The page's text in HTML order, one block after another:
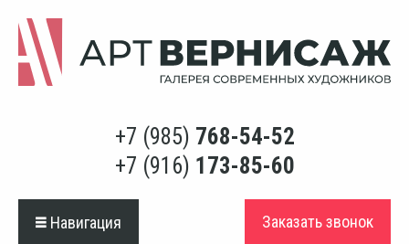
+7 (985) 768-54-52
+7 (916) 173-85-60
Навигация Заказать звонок